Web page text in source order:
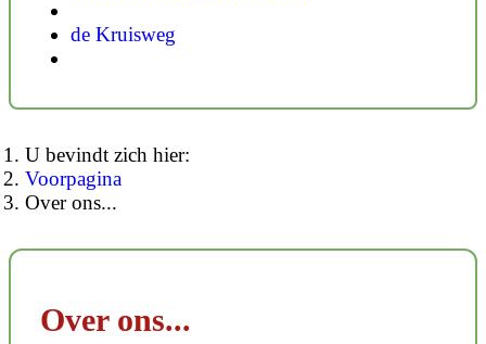
de Kruisweg
U bevindt zich hier:
Voorpagina
Over ons...
Over ons...